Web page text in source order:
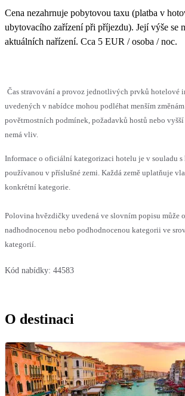
Cena nezahrnuje pobytovou taxu (platba v
ubytovacího zařízení při příjezdu). Její výše se
aktuálních nařízení. Cca 5 EUR / osoba / noc.
Čas stravování a provoz jednotlivých prvků hotelové
uvedených v nabídce mohou podléhat menším
povětrnostních podmínek, požadavků hostů nebo
nemá vliv.
Informace o oficiální kategorizaci hotelu je v souladu s
používanou v příslušné zemi. Každá země uplatňuje
konkrétní kategorie.
Polovina hvězdičky uvedená ve slovním popisu může
nadhodnocenou nebo podhodnocenou kategorii ve
kategorií.
Kód nabídky: 44583
O destinaci